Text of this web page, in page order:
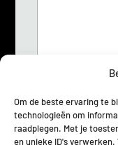
Om de beste ervaring te
technologieën om
raadplegen. Met je
en unieke ID's
t
G
D
Ik stem
ingediende